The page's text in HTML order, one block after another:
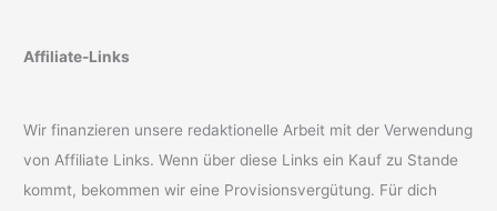
Affiliate-Links
Wir finanzieren unsere redaktionelle Arbeit mit der Verwendung
von Affiliate Links. Wenn über diese Links ein Kauf zu Stande
kommt, bekommen wir eine Provisionsvergütung. Für dich